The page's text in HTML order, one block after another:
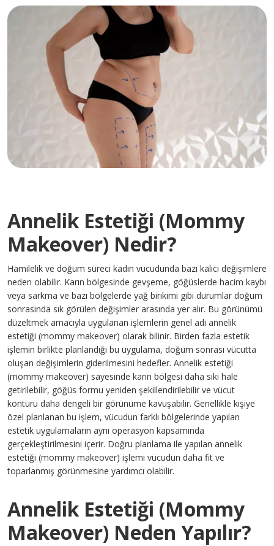
İletişim
E-Randevu
Doğum Paketleri
0 (216) 397 5900
info@pendikyuzyilhastanesi.com
Annelik Estetiği (Mommy
Makeover) Nedir?
Hamilelik ve doğum süreci kadın vücudunda bazı kalıcı değişimlere
neden olabilir. Karın bölgesinde gevşeme, göğüslerde hacim kaybı
veya sarkma ve bazı bölgelerde yağ birikimi gibi durumlar doğum
sonrasında sık görülen değişimler arasında yer alır. Bu görünümü
düzeltmek amacıyla uygulanan işlemlerin genel adı annelik
estetiği (mommy makeover) olarak bilinir. Birden fazla estetik
işlemin birlikte planlandığı bu uygulama, doğum sonrası vücutta
oluşan değişimlerin giderilmesini hedefler. Annelik estetiği
(mommy makeover) sayesinde karın bölgesi daha sıkı hale
getirilebilir, göğüs formu yeniden şekillendirilebilir ve vücut
konturu daha dengeli bir görünüme kavuşabilir. Genellikle kişiye
özel planlanan bu işlem, vücudun farklı bölgelerinde yapılan
estetik uygulamaların aynı operasyon kapsamında
gerçekleştirilmesini içerir. Doğru planlama ile yapılan annelik
estetiği (mommy makeover) işlemi vücudun daha fit ve
toparlanmış görünmesine yardımcı olabilir.
Annelik Estetiği (Mommy
Makeover) Neden Yapılır?